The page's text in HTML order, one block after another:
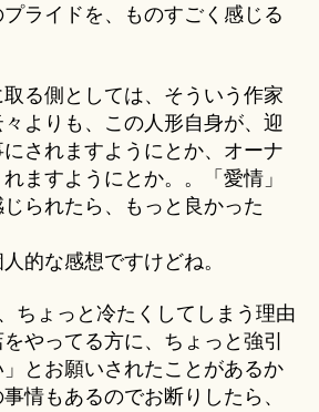
ライドを、ものすごく感じる
る側としては、そういう作家
よりも、この人形自身が、迎
されますようにとか、オーナ
ますようにとか。。「愛情」
られたら、もっと良かった
的な感想ですけどね。
ちょっと冷たくしてしまう理由
やってる方に、ちょっと強引
とお願いされたことがあるか
情もあるのでお断りしたら、